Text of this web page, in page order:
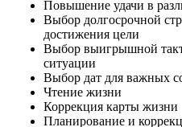
Повышение удачи в
Выбор долгосрочной
достижения цели
Выбор выигрышной
ситуации
Выбор дат для важных
Чтение жизни
Коррекция карты жизни
Планирование и